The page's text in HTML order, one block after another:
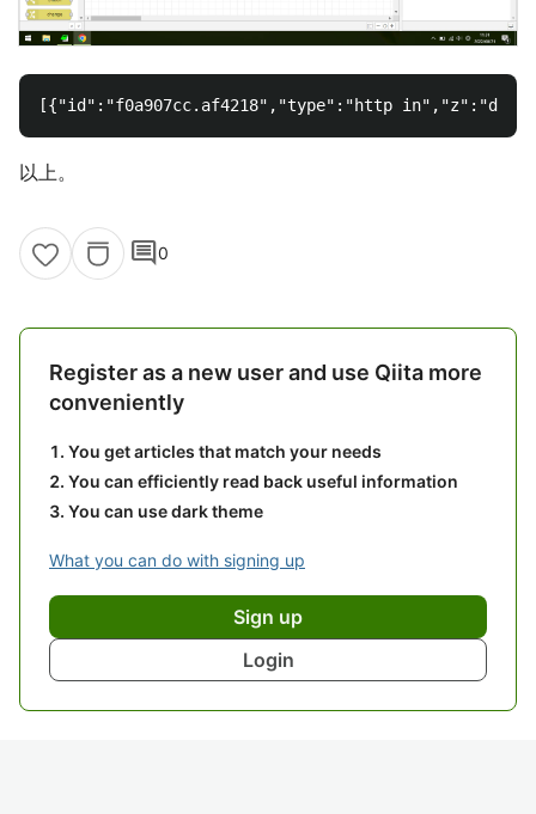
以上。
comment0
Register as a new user and use Qiita more
conveniently
You get articles that match your needs
You can efficiently read back useful information
You can use dark theme
What you can do with signing up
Sign up
Login